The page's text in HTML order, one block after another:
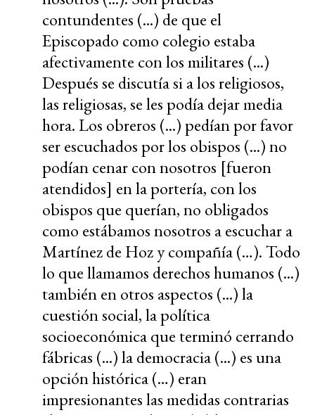
contundentes (...) de que el
Episcopado como colegio estaba
afectivamente con los militares (...)
Después se discutía si a los religiosos,
las religiosas, se les podía dejar media
hora. Los obreros (...) pedían por favor
ser escuchados por los obispos (...) no
podían cenar con nosotros [fueron
atendidos] en la portería, con los
obispos que querían, no obligados
como estábamos nosotros a escuchar a
Martínez de Hoz y compañía (…). Todo
lo que llamamos derechos humanos (...)
también en otros aspectos (...) la
cuestión social, la política
socioeconómica que terminó cerrando
fábricas (...) la democracia (...) es una
opción histórica (…) eran
impresionantes las medidas contrarias